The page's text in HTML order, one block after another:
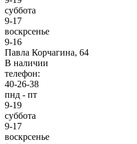
суббота
9-17
воскрсенье
9-16
Павла Корчагина, 64
В наличии
телефон:
40-26-38
пнд - пт
9-19
суббота
9-17
воскрсенье